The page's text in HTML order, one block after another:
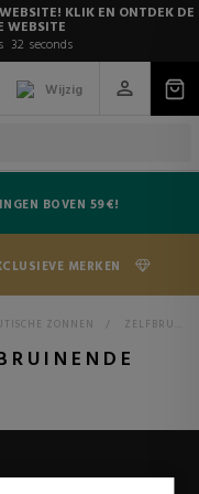
KLIK EN ONTDEK DE
WEBSITE
32 seconds
Wijzig
BOVEN 59€!
MERKEN
ZONNEN > ZELFBRUINERS